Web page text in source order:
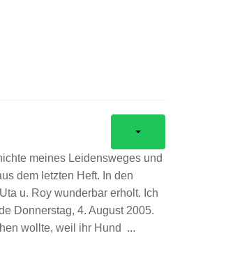
meines Leidensweges und
dem letzten Heft. In den
u. Roy wunderbar erholt. Ich
Donnerstag, 4. August 2005.
wollte, weil ihr Hund ...